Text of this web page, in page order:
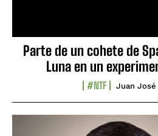
Parte de un cohete de
Luna en un
#NTF Juan José